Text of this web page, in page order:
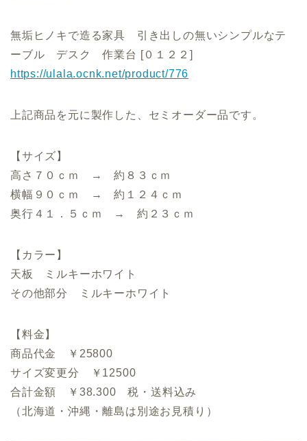
無垢ヒノキで造る家具 引き出しの無いシンプルなテ
ーブル デスク 作業台 [０１２２]
https://ulala.ocnk.net/product/776
上記商品を元に製作した、セミオーダー品です。
【サイズ】
高さ７０ｃｍ → 約８３ｃｍ
横幅９０ｃｍ → 約１２４ｃｍ
奥行４１．５ｃｍ → 約２３ｃｍ
【カラー】
天板 ミルキーホワイト
その他部分 ミルキーホワイト
【料金】
商品代金 ￥25800
サイズ変更分 ￥12500
合計金額 ￥38.300 税・送料込み
（北海道・沖縄・離島は別途お見積り）